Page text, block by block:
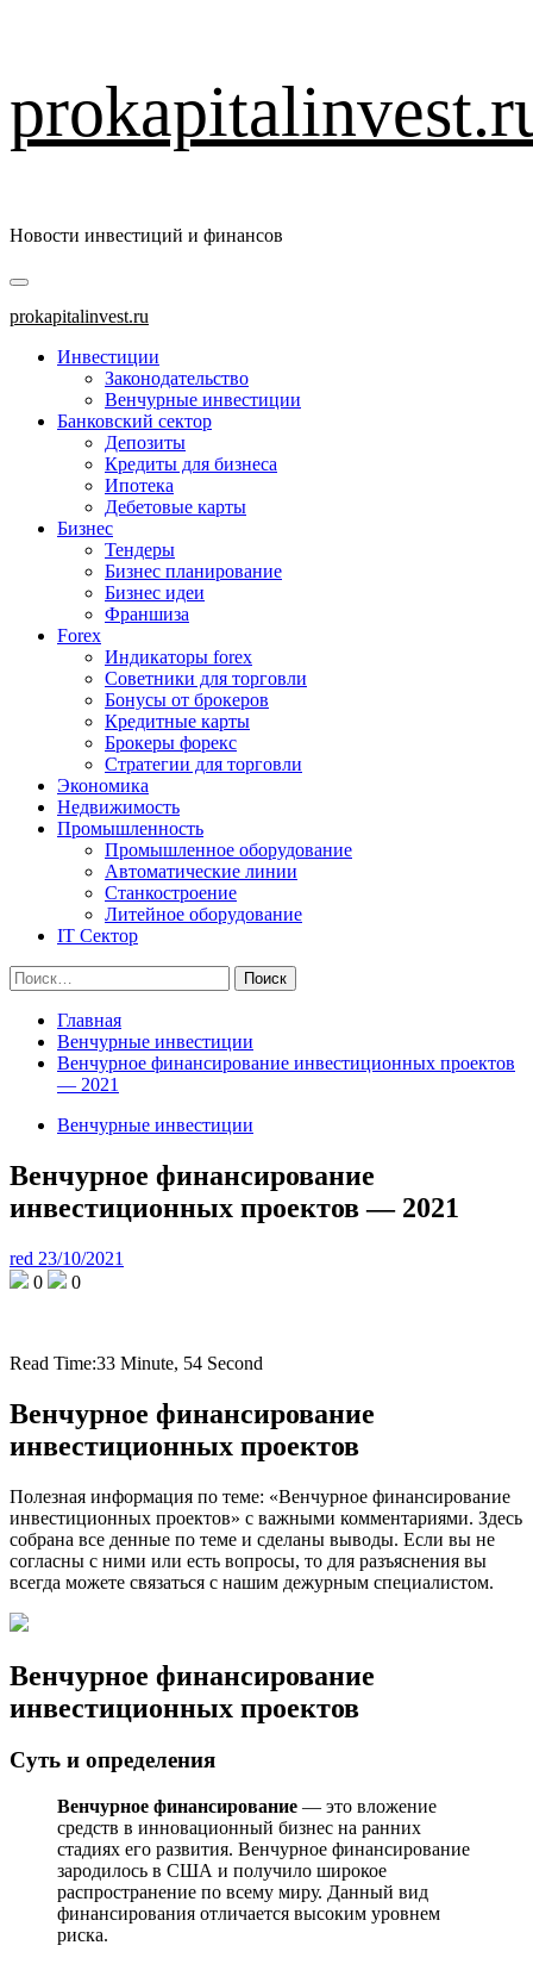
к
содержимому
Новости инвестиций и финансов
Основное
меню
prokapitalinvest.ru
Инвестиции
Законодательство
Венчурные инвестиции
Банковский сектор
Депозиты
Кредиты для бизнеса
Ипотека
Дебетовые карты
Бизнес
Тендеры
Бизнес планирование
Бизнес идеи
Франшиза
Forex
Индикаторы forex
Советники для торговли
Бонусы от брокеров
Кредитные карты
Брокеры форекс
Стратегии для торговли
Экономика
Недвижимость
Промышленность
Промышленное оборудование
Автоматические линии
Станкостроение
Литейное оборудование
IT Сектор
Найти:
Главная
Венчурные инвестиции
Венчурное финансирование инвестиционных проектов
— 2021
Венчурные инвестиции
Венчурное финансирование
инвестиционных проектов — 2021
red 23/10/2021
0
0
Read Time:33 Minute, 54 Second
Венчурное финансирование
инвестиционных проектов
Полезная информация по теме: «Венчурное финансирование
инвестиционных проектов» с важными комментариями. Здесь
собрана все денные по теме и сделаны выводы. Если вы не
согласны с ними или есть вопросы, то для разъяснения вы
всегда можете связаться с нашим дежурным специалистом.
Венчурное финансирование
инвестиционных проектов
Суть и определения
Венчурное финансирование — это вложение
средств в инновационный бизнес на ранних
стадиях его развития. Венчурное финансирование
зародилось в США и получило широкое
распространение по всему миру. Данный вид
финансирования отличается высоким уровнем
риска.